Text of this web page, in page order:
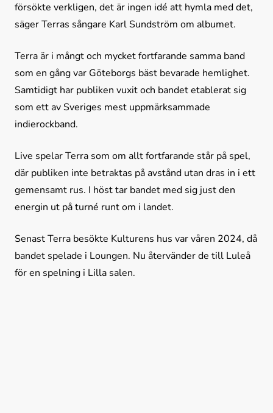
försökte verkligen, det är ingen idé att hymla med det,
säger Terras sångare Karl Sundström om albumet.
Terra är i mångt och mycket fortfarande samma band
som en gång var Göteborgs bäst bevarade hemlighet.
Samtidigt har publiken vuxit och bandet etablerat sig
som ett av Sveriges mest uppmärksammade
indierockband.
Live spelar Terra som om allt fortfarande står på spel,
där publiken inte betraktas på avstånd utan dras in i ett
gemensamt rus. I höst tar bandet med sig just den
energin ut på turné runt om i landet.
Senast Terra besökte Kulturens hus var våren 2024, då
bandet spelade i Loungen. Nu återvänder de till Luleå
för en spelning i Lilla salen.